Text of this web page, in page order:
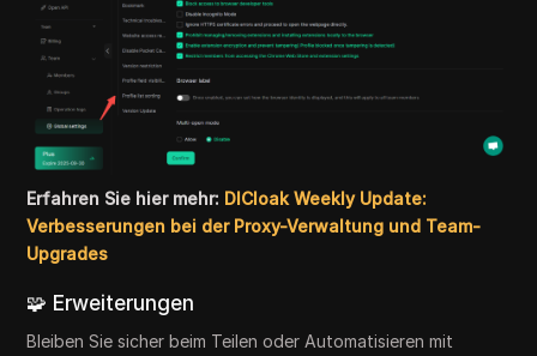
Erfahren Sie hier mehr: DICloak Weekly Update:
Verbesserungen bei der Proxy-Verwaltung und Team-
Upgrades
🧩 Erweiterungen
Bleiben Sie sicher beim Teilen oder Automatisieren mit